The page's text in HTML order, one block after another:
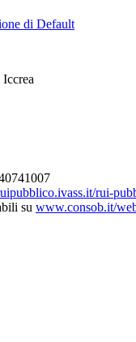
di Default
rui-
su www.consob.it/